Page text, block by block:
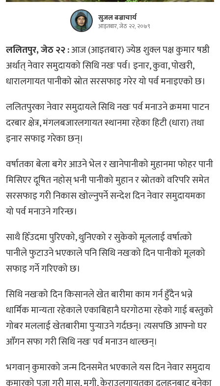
सुजल बज्राचार्य
आइतबार, जेठ २२, २०७९
ललितपुर, जेठ २२ :आज (आइतबार) ज्येष्ठ शुक्ल पक्ष कुमार षष्ठी
अर्थात् नेवार समुदायको सिथि नखः पर्व। इनार, कुवा, पोखरी,
धारालगायत पानीको स्रोत सरसफाइ गरेर यो पर्व मनाइएकाे छ।
ललितपुरका नेवार समुदायले सिथि नखः पर्व मनाउने क्रममा पाटन
दरबार क्षेत्र, मंगलबजारलगायत स्थानमा रहेका हिटी (धारा) तथा
इनार सफाइ गरेका छन्।
वर्षातका बेला बगेर आउने भेल र खानेपानीको मुहानमा फोहर पानी
मिसिएर दूषित नहोस् भनी पानीको मुहान र स्रोतको वरिपरि समेत
सरसफाइ गरी निकास खोल्नुपर्ने सन्देश दिन नेवार समुदायमका
यो पर्व मनाउने गरिन्छ।
साथै हिँउदमा पुरिएको, थुनिएको र सुकेको मूललाई वर्षात्को
पानीले फुटाउने भएकाले पनि सिथि नखःको दिन पानीको मूलको
सफाइ गर्ने गरिएको छ।
सिथि नखःको दिन किसानले खेत बारीमा काम गर्न हुँदैन भन्ने
धार्मिक मान्यता रहेकाले एकाबिहानै घरगोठमा रहेको गाई बस्तुको
गोबर मललाई खेतबारीमा पुर्‍याउने गर्दछन्। त्यसपछि आफ्नो घर
आँगन सफा गरी सिथि नखः पर्व मनाउन थाल्छन्।
भगवान् कुमारको जन्म दिनसमेत भएकाले यस दिन नेवार समुदाय